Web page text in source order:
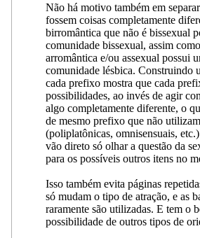
Não há motivo também em
fossem coisas completamente
birromântica que não é bissexual
comunidade bissexual, assim
arromântica e/ou assexual possui
comunidade lésbica. Construindo
cada prefixo mostra que cada
possibilidades, ao invés de agir
algo completamente diferente, o
de mesmo prefixo que não
(poliplatônicas, omnisensuais,
vão direto só olhar a questão da
para os possíveis outros itens no
Isso também evita páginas
só mudam o tipo de atração, e as
raramente são utilizadas. E tem o
possibilidade de outros tipos de